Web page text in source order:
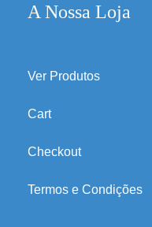
A Nossa Loja
Ver Produtos
Cart
Checkout
Termos e Condições